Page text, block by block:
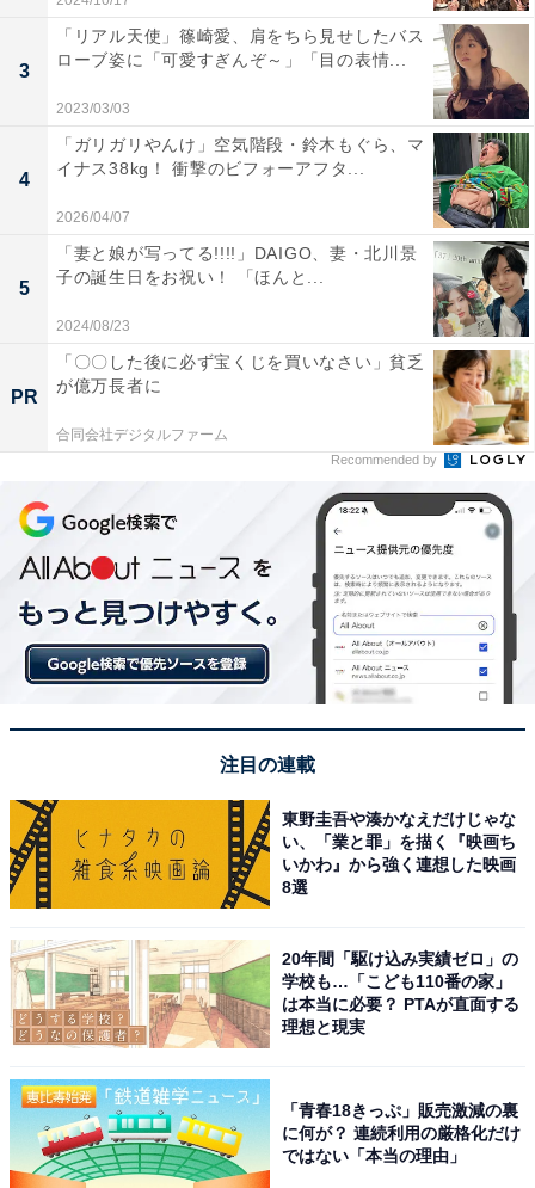
3
「リアル天使」篠崎愛、肩をちら見せしたバス
ローブ姿に「可愛すぎんぞ～」「目の表情...
2023/03/03
4
「ガリガリやんけ」空気階段・鈴木もぐら、マ
イナス38kg！ 衝撃のビフォーアフタ...
2026/04/07
5
「妻と娘が写ってる!!!!」DAIGO、妻・北川景
子の誕生日をお祝い！ 「ほんと...
2024/08/23
PR
「〇〇した後に必ず宝くじを買いなさい」貧乏
が億万長者に
合同会社デジタルファーム
Recommended by
注目の連載
東野圭吾や湊かなえだけじゃな
い、「業と罪」を描く『映画ち
いかわ』から強く連想した映画
8選
20年間「駆け込み実績ゼロ」の
学校も…「こども110番の家」
は本当に必要？ PTAが直面する
理想と現実
「青春18きっぷ」販売激減の裏
に何が？ 連続利用の厳格化だけ
ではない「本当の理由」